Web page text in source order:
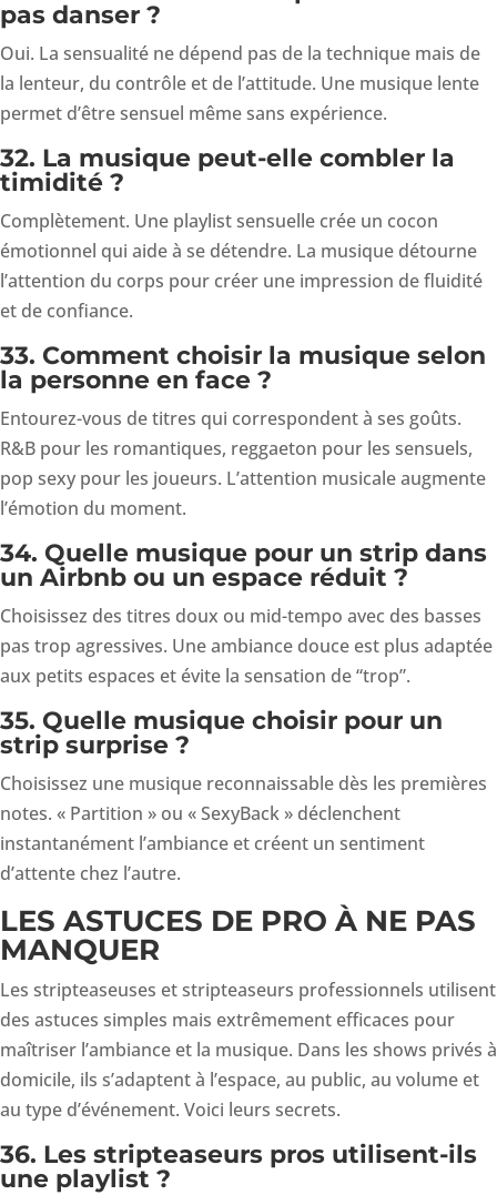
pas danser ?
Oui. La sensualité ne dépend pas de la technique mais de
la lenteur, du contrôle et de l’attitude. Une musique lente
permet d’être sensuel même sans expérience.
32. La musique peut-elle combler la
timidité ?
Complètement. Une playlist sensuelle crée un cocon
émotionnel qui aide à se détendre. La musique détourne
l’attention du corps pour créer une impression de fluidité
et de confiance.
33. Comment choisir la musique selon
la personne en face ?
Entourez-vous de titres qui correspondent à ses goûts.
R&B pour les romantiques, reggaeton pour les sensuels,
pop sexy pour les joueurs. L’attention musicale augmente
l’émotion du moment.
34. Quelle musique pour un strip dans
un Airbnb ou un espace réduit ?
Choisissez des titres doux ou mid-tempo avec des basses
pas trop agressives. Une ambiance douce est plus adaptée
aux petits espaces et évite la sensation de “trop”.
35. Quelle musique choisir pour un
strip surprise ?
Choisissez une musique reconnaissable dès les premières
notes. « Partition » ou « SexyBack » déclenchent
instantanément l’ambiance et créent un sentiment
d’attente chez l’autre.
LES ASTUCES DE PRO À NE PAS
MANQUER
Les stripteaseuses et stripteaseurs professionnels utilisent
des astuces simples mais extrêmement efficaces pour
maîtriser l’ambiance et la musique. Dans les shows privés à
domicile, ils s’adaptent à l’espace, au public, au volume et
au type d’événement. Voici leurs secrets.
36. Les stripteaseurs pros utilisent-ils
une playlist ?